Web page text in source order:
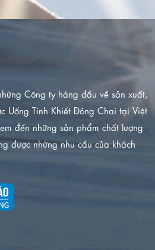
Công ty hàng đầu về sản xuất,
Uống Tinh Khiết Đóng Chai tại Việt
đến những sản phẩm chất lượng
được những nhu cầu của khách